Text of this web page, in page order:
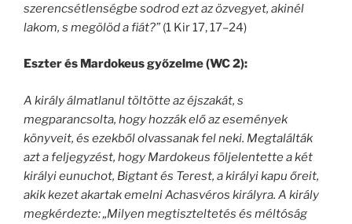
szerencsétlenségbe sodrod ezt az özvegyet, akinél
lakom, s megölöd a fiát?” (1 Kir 17, 17–24)
Eszter és Mardokeus győzelme (WC 2):
A király álmatlanul töltötte az éjszakát, s
megparancsolta, hogy hozzák elő az események
könyveit, és ezekből olvassanak fel neki. Megtalálták
azt a feljegyzést, hogy Mardokeus följelentette a két
királyi eunuchot, Bigtant és Terest, a királyi kapu őreit,
akik kezet akartak emelni Achasvéros királyra. A király
megkérdezte: „Milyen megtiszteltetés és méltóság